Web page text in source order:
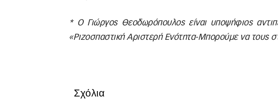
* Ο Γιώργος Θεοδωρόπουλος είναι υποψήφιος
«Ριζοσπαστική Αριστερή Ενότητα-Μπορούμε να τους
Σχόλια